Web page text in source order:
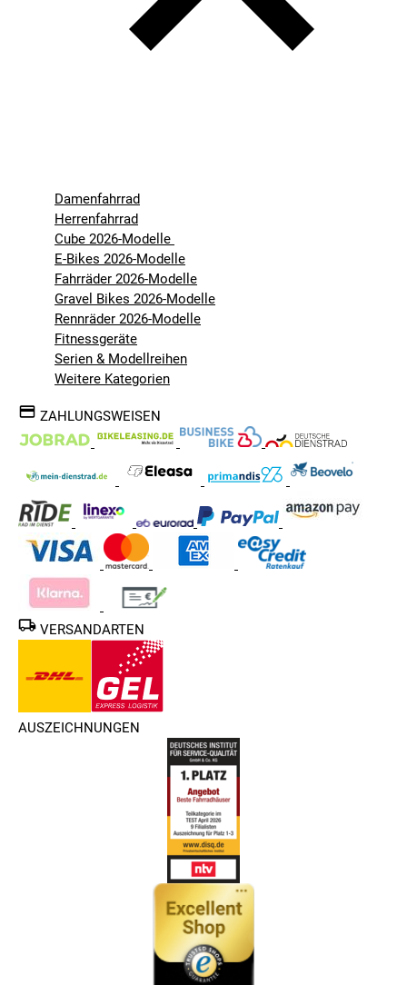
Damenfahrrad
Herrenfahrrad
Cube 2026-Modelle
E-Bikes 2026-Modelle
Fahrräder 2026-Modelle
Gravel Bikes 2026-Modelle
Rennräder 2026-Modelle
Fitnessgeräte
Serien & Modellreihen
Weitere Kategorien
ZAHLUNGSWEISEN
VERSANDARTEN
AUSZEICHNUNGEN